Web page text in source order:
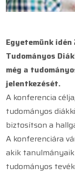
Egyetemünk idén
Tudományos
még a
jelentkezését.
A konferencia
tudományos
biztosítson a
A konferenciára
akik
tudományos